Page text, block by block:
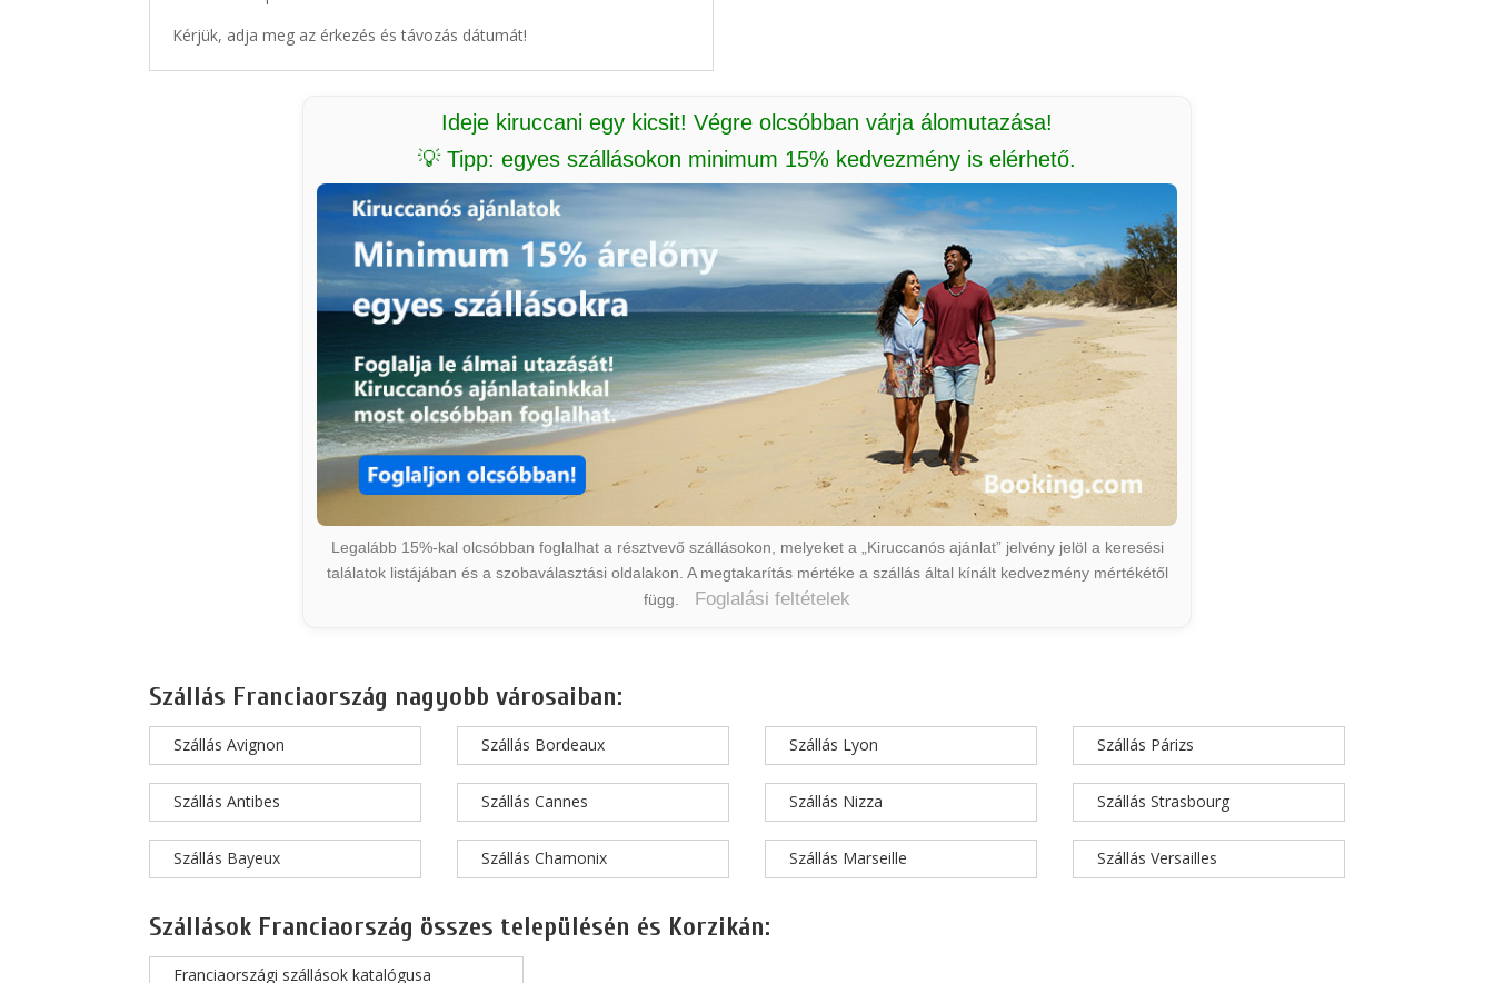
Kérjük, adja meg az érkezés és távozás dátumát!
Ideje kiruccani egy kicsit! Végre olcsóbban várja álomutazása!
💡 Tipp: egyes szállásokon minimum 15% kedvezmény is elérhető.
Legalább 15%-kal olcsóbban foglalhat a résztvevő szállásokon, melyeket a „Kiruccanós ajánlat” jelvény jelöl a keresési
találatok listájában és a szobaválasztási oldalakon. A megtakarítás mértéke a szállás által kínált kedvezmény mértékétől
függ.
Foglalási feltételek
Szállás Franciaország nagyobb városaiban:
Szállás Avignon
Szállás Antibes
Szállás Bayeux
Szállás Bordeaux
Szállás Cannes
Szállás Chamonix
Szállás Lyon
Szállás Nizza
Szállás Marseille
Szállás Párizs
Szállás Strasbourg
Szállás Versailles
Szállások Franciaország összes településén és Korzikán:
Franciaországi szállások katalógusa